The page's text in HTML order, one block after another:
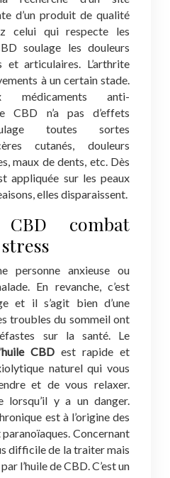
d’un produit de qualité
celui qui respecte les
soulage les douleurs
et articulaires. L’arthrite
à un certain stade.
médicaments anti-
CBD n’a pas d’effets
toutes sortes
cutanés, douleurs
maux de dents, etc. Dès
appliquée sur les peaux
elles disparaissent.
combat
personne anxieuse ou
En revanche, c’est
et il s’agit bien d’une
troubles du sommeil ont
sur la santé. Le
huile CBD est rapide et
naturel qui vous
et de vous relaxer.
lorsqu’il y a un danger.
est à l’origine des
Concernant
difficile de la traiter mais
l’huile de CBD. C’est un